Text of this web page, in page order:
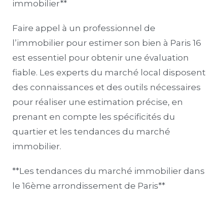
immobilier**
Faire appel à un professionnel de
l’immobilier pour estimer son bien à Paris 16
est essentiel pour obtenir une évaluation
fiable. Les experts du marché local disposent
des connaissances et des outils nécessaires
pour réaliser une estimation précise, en
prenant en compte les spécificités du
quartier et les tendances du marché
immobilier.
**Les tendances du marché immobilier dans
le 16ème arrondissement de Paris**